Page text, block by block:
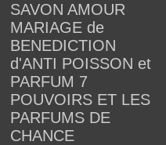
SAVON AMOUR
MARIAGE de
BENEDICTION
d'ANTI POISSON et
PARFUM 7
POUVOIRS ET LES
PARFUMS DE
CHANCE